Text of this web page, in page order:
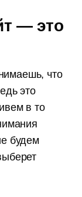
— это
что
это
в то
будем